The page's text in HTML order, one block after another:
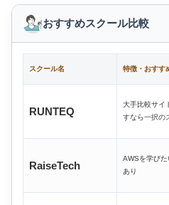
おすすめスクール比較
スクール名 特徴・おすす
RUNTEQ
大手比較サイ
すなら一択の
RaiseTech
AWSを学びた
あり